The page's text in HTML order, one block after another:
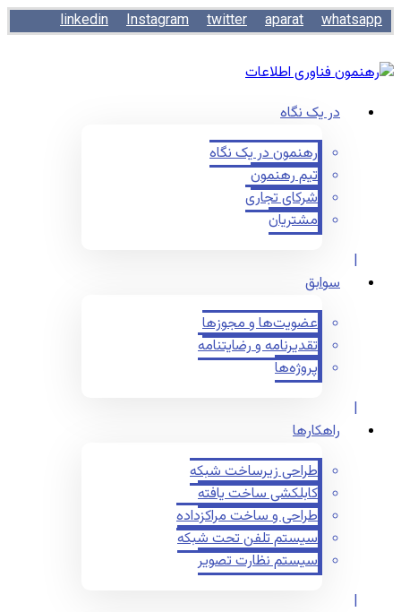
linkedin Instagram twitter aparat whatsapp
در یک نگاه
رهنمون در یک نگاه
تیم رهنمون
شرکای تجاری
مشتریان
سوابق
عضویت‌ها و مجوزها
تقدیرنامه و رضایتنامه
پروژه‌ها
راهکارها
طراحی زیرساخت شبکه
کابلکشی ساخت یافته
طراحی و ساخت مراکزداده
سیستم تلفن تحت شبکه
سیستم نظارت تصویر